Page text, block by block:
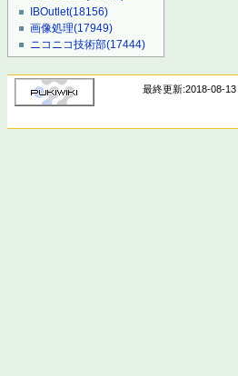
IBOutlet(18156)
画像処理(17949)
ニコニコ技術部(17444)
最終更新:2018-08-